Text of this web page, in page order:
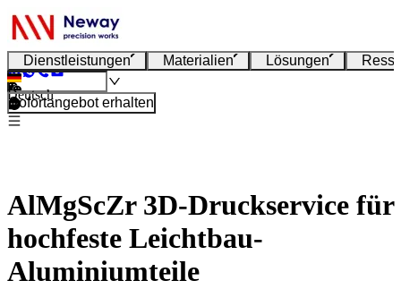
Dienstleistungen Materialien Lösungen
Deutsch
Sofortangebot erhalten
AlMgScZr 3D-Druckservice für
hochfeste Leichtbau-
Aluminiumteile